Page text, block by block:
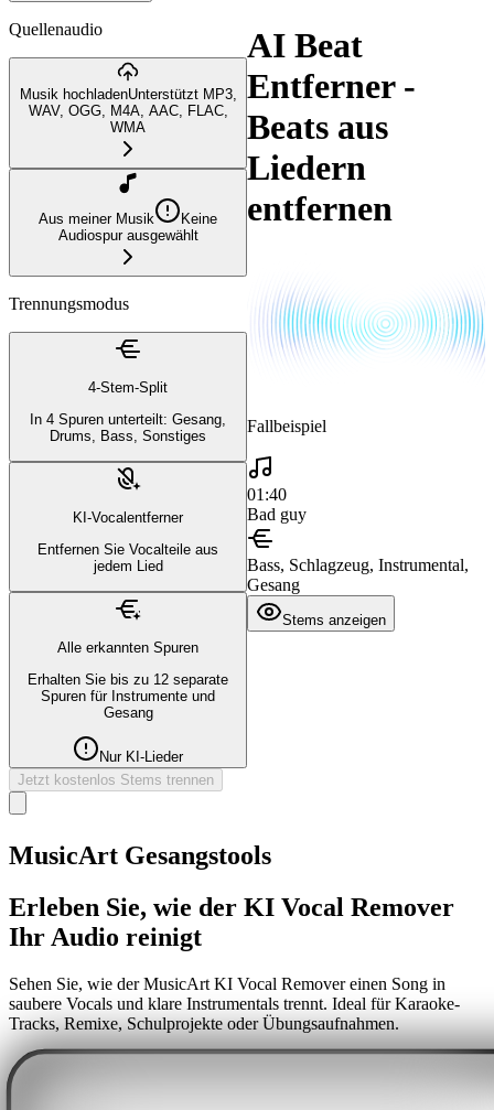
Quellenaudio
Musik hochladenUnterstützt MP3,
WAV, OGG, M4A, AAC, FLAC,
WMA
Aus meiner Musik
Keine
Audiospur ausgewählt
Trennungsmodus
4-Stem-Split
In 4 Spuren unterteilt: Gesang,
Drums, Bass, Sonstiges
KI-Vocalentferner
Entfernen Sie Vocalteile aus
jedem Lied
Alle erkannten Spuren
Erhalten Sie bis zu 12 separate
Spuren für Instrumente und
Gesang
Nur KI-Lieder
Jetzt kostenlos Stems trennen
AI Beat
Entferner -
Beats aus
Liedern
entfernen
Fallbeispiel
01:40
Bad guy
Bass, Schlagzeug, Instrumental,
Gesang
Stems anzeigen
MusicArt Gesangstools
Erleben Sie, wie der KI Vocal Remover
Ihr Audio reinigt
Sehen Sie, wie der MusicArt KI Vocal Remover einen Song in
saubere Vocals und klare Instrumentals trennt. Ideal für Karaoke-
Tracks, Remixe, Schulprojekte oder Übungsaufnahmen.